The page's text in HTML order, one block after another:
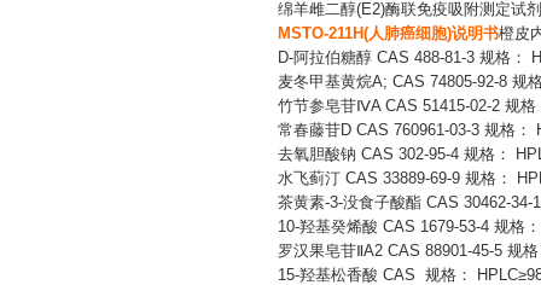
绵羊雌二醇(E2)酶联免疫吸附测定试
MSTO-211H(人肺癌细胞)说明书橙皮
D-阿拉伯糖醇 CAS 488-81-3 规格：
麦冬甲基黄烷A; CAS 74805-92-8 规
竹节参皂苷 ⅣA CAS 51415-02-2 规
常春藤苷D CAS 760961-03-3 规格：
去氧胆酸钠 CAS 302-95-4 规格：
水飞蓟汀 CAS 33889-69-9 规格：
茶黄素-3-没食子酸酯 CAS 30462-
10-羟基癸烯酸 CAS 1679-53-4 规格
罗汉果皂苷 ⅡA2 CAS 88901-45-5 规
15-羟基松香酸 CAS 规格：